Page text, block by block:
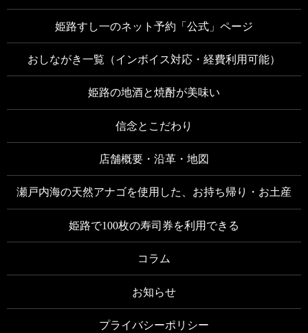
姫路すし一のネット予約「公式」ページ
おしながき一覧（インボイス対応・経費利用可能）
姫路の地酒と焼酎が美味い
信念とこだわり
店舗概要・沿革・地図
瀬戸内海の天然アナゴを使用した、お持ち帰り・お土産
姫路で100枚の寿司券を利用できる
コラム
お知らせ
プライバシーポリシー